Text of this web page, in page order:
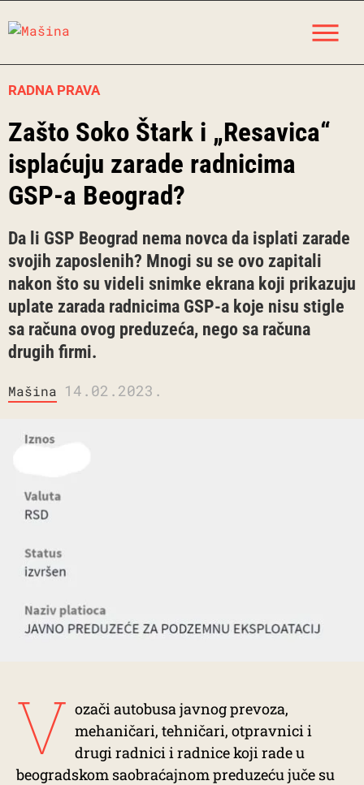
to
RADNA PRAVA
Zašto Soko Štark i „Resavica“
isplaćuju zarade radnicima
GSP-a Beograd?
Da li GSP Beograd nema novca da isplati zarade
svojih zaposlenih? Mnogi su se ovo zapitali
nakon što su videli snimke ekrana koji prikazuju
uplate zarada radnicima GSP-a koje nisu stigle
sa računa ovog preduzeća, nego sa računa
drugih firmi.
Mašina 14.02.2023.
V ozači autobusa javnog prevoza,
mehaničari, tehničari, otpravnici i
drugi radnici i radnice koji rade u
beogradskom saobraćajnom preduzeću juče su